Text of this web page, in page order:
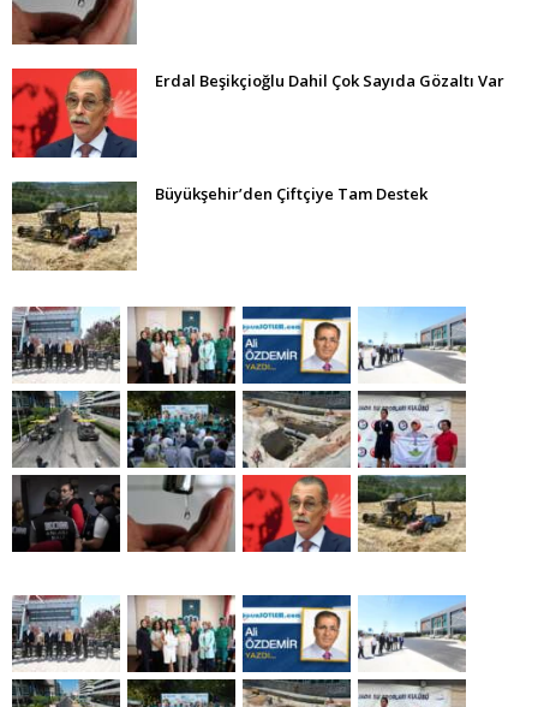
Erdal Beşikçioğlu Dahil Çok Sayıda Gözaltı Var
Büyükşehir’den Çiftçiye Tam Destek